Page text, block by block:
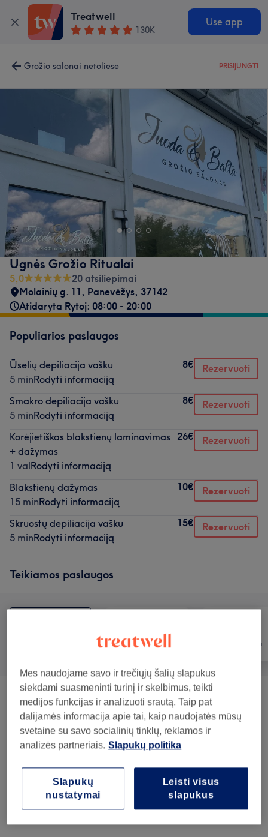
Treatwell
130K
Use app
Grožio salonai netoliese PRISIJUNGTI
Ugnės Grožio Ritualai
5,0
20 atsiliepimai
Molainių g. 11, Panevėžys, 37142
Atidaryta Rytoj: 08:00 - 20:00
Populiarios paslaugos
Ūselių depiliacija vašku
5 minRodyti informaciją
8€ Rezervuoti
Smakro depiliacija vašku
5 minRodyti informaciją
8€ Rezervuoti
Korėjietiškas blakstienų laminavimas
+ dažymas
1 valRodyti informaciją
26€ Rezervuoti
Blakstienų dažymas
15 minRodyti informaciją
10€ Rezervuoti
Skruostų depiliacija vašku
5 minRodyti informaciją
15€ Rezervuoti
Teikiamos paslaugos
Plaukai Depiliacija
Depiliacija Vašku ( 6) nuo 8€
Antakių Ir Blakstienų Procedūros ( 12)
Veido Procedūros ( 5 nuo 35€
Mes naudojame savo ir trečiųjų šalių slapukus
siekdami suasmeninti turinį ir skelbimus, teikti
medijos funkcijas ir analizuoti srautą. Taip pat
dalijamės informacija apie tai, kaip naudojatės mūsų
svetaine su savo socialinių tinklų, reklamos ir
analizės partneriais. Slapukų politika
Leisti visus
slapukus
Slapukų
nustatymai